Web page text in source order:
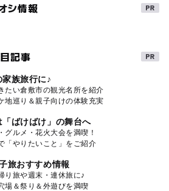
シ情報
記事
族旅行に♪
たい倉敷市の観光名所を紹介
地巡り＆親子向けの体験充実
「ばけばけ」の舞台へ
グルメ・花火大会を満喫！
「やりたいこと」をご紹介
旅おすすめ情報
り旅や週末・連休旅に♪
場＆祭り＆外遊びを満喫